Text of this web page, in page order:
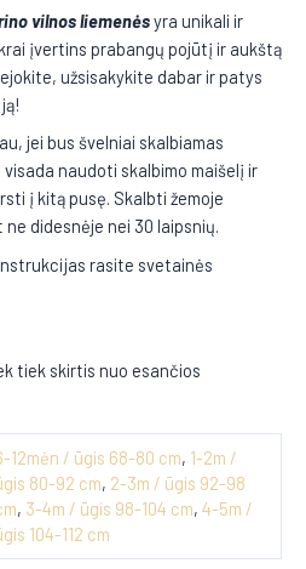
vilnos liemenėsyra unikali ir
įvertins prabangų pojūtį ir aukštą
užsisakykite dabar ir patys
jei bus švelniai skalbiamas
naudoti skalbimo maišelį ir
į kitą pusę. Skalbti žemoje
didesnėje nei 30 laipsnių.
rasite svetainės
tiek skirtis nuo esančios
12mėn / ūgis 68-80 cm, 1-2m /
80-92 cm, 2-3m / ūgis 92-98
, 3-4m / ūgis 98-104 cm, 4-5m /
104-112 cm